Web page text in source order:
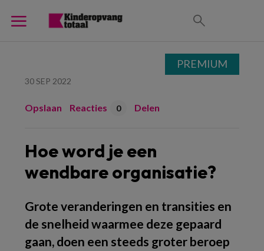
30 SEP 2022
Opslaan Reacties 0 Delen
Hoe word je een
wendbare organisatie?
Grote veranderingen en transities en
de snelheid waarmee deze gepaard
gaan, doen een steeds groter beroep
PREMIUM